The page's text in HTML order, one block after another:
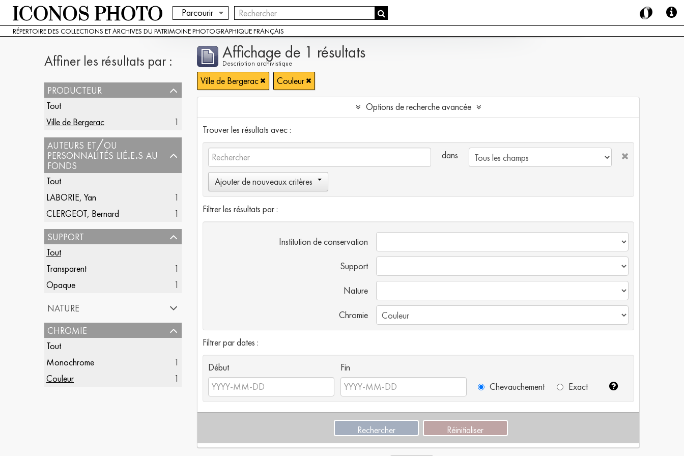
Parcourir
RÉPERTOIRE DES COLLECTIONS ET ARCHIVES DU PATRIMOINE PHOTOGRAPHIQUE FRANÇAIS
Affiner les résultats par :
producteur
Tout
Ville de Bergerac
1
auteurs et/ou
personnalités lié.e.s au
fonds
Tout
LABORIE, Yan
1
CLERGEOT, Bernard
1
support
Tout
Transparent
1
Opaque
1
nature
chromie
Tout
Monochrome
1
Couleur
1
Affichage de 1 résultats
Description archivistique
Ville de Bergerac Couleur
Options de recherche avancée
Trouver les résultats avec :
dans
Ajouter de nouveaux critères
Filtrer les résultats par :
Institution de conservation
Support
Nature
Chromie
Filtrer par dates :
Début
Fin
Chevauchement
Exact